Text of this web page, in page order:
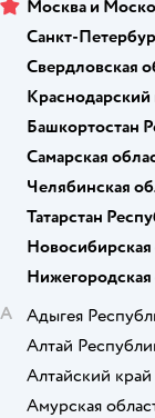
Москва и
Санкт-
Свердловская
Краснодарский
Башкортостан
Самарская
Челябинская
Татарстан
Новосибирская
Нижегородская
А
Адыгея
Алтай
Алтайский край
Амурская